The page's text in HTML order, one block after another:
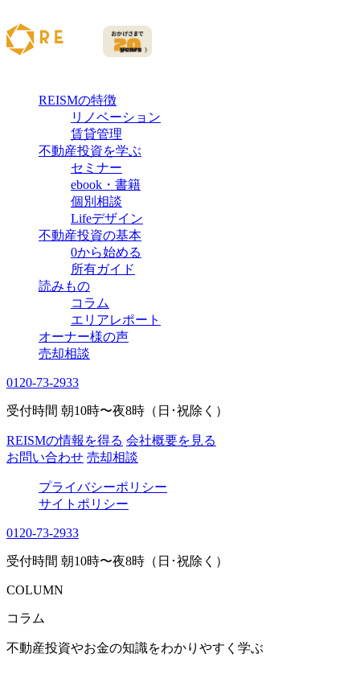
REISMの特徴
リノベーション
賃貸管理
不動産投資を学ぶ
セミナー
ebook・書籍
個別相談
Lifeデザイン
不動産投資の基本
0から始める
所有ガイド
読みもの
コラム
エリアレポート
オーナー様の声
売却相談
0120-73-2933
受付時間 朝10時〜夜8時（日･祝除く）
REISMの情報を得る 会社概要を見る
お問い合わせ 売却相談
プライバシーポリシー
サイトポリシー
0120-73-2933
受付時間 朝10時〜夜8時（日･祝除く）
COLUMN
コラム
不動産投資やお金の知識をわかりやすく学ぶ